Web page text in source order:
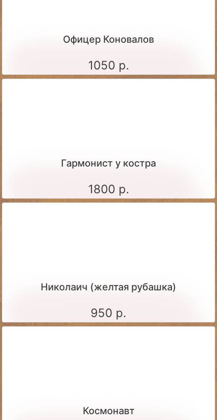
Офицер Коновалов
1050 р.
Гармонист у костра
1800 р.
Николаич (желтая рубашка)
950 р.
Космонавт